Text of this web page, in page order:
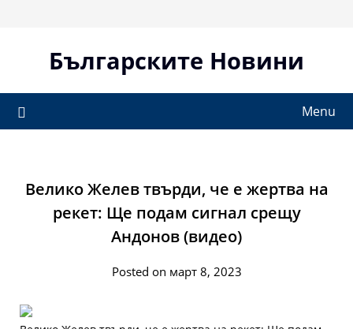
Българските Новини
Menu
Велико Желев твърди, че е жертва на
рекет: Ще подам сигнал срещу
Андонов (видео)
Posted on март 8, 2023